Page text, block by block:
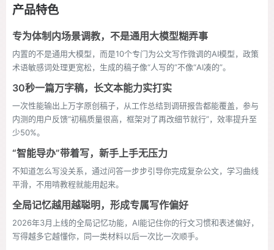
产品特色
专为体制内场景调教，不是通用大模型糊弄事
内置的不是通用大模型，而是10个专门为公文写作微调的AI模型，政策
术语敏感词处理更宽松，生成的稿子像“人写的”不像“AI凑的”。
30秒一篇万字稿，长文本能力实打实
一次性能输出上万字原创稿子，从工作总结到调研报告都能覆盖，参与
内测的用户反馈“初稿质量很高，框架对了再改细节就行”，效率提升至
少50%。
“智能导办”带着写，新手上手无压力
不知道怎么写没关系，通过问答一步步引导你完成复杂公文，学习曲线
平滑，不用啃教程就能用起来。
全局记忆越用越聪明，形成专属写作偏好
2026年3月上线的全局记忆功能，AI能记住你的行文习惯和表述偏好，
写得越多它越懂你，同一类材料以后一次比一次顺手。